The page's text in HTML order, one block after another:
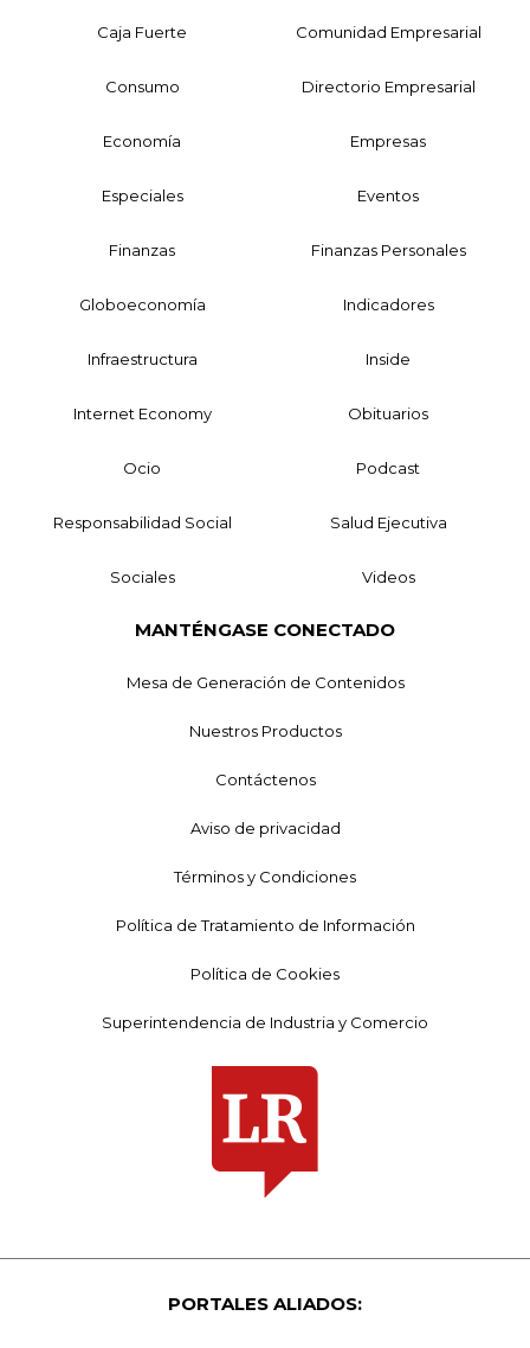
Caja Fuerte Comunidad Empresarial
Consumo Directorio Empresarial
Economía Empresas
Especiales Eventos
Finanzas Finanzas Personales
Globoeconomía Indicadores
Infraestructura Inside
Internet Economy Obituarios
Ocio Podcast
Responsabilidad Social Salud Ejecutiva
Sociales Videos
MANTÉNGASE CONECTADO
Mesa de Generación de Contenidos
Nuestros Productos
Contáctenos
Aviso de privacidad
Términos y Condiciones
Política de Tratamiento de Información
Política de Cookies
Superintendencia de Industria y Comercio
PORTALES ALIADOS: